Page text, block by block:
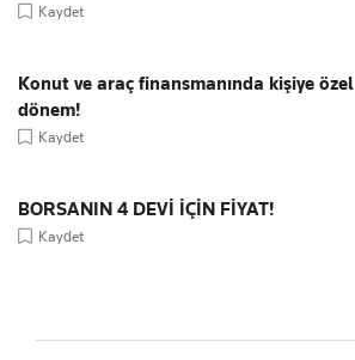
Kaydet
Konut ve araç finansmanında kişiye özel
dönem!
Kaydet
BORSANIN 4 DEVİ İÇİN FİYAT!
Kaydet